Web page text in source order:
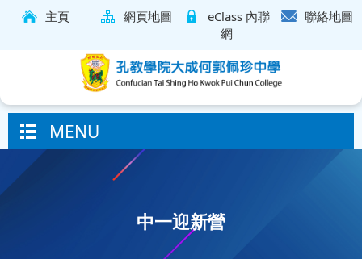
主頁 網頁地圖
eClass 內聯
網
聯絡地圖
MENU
中一迎新營